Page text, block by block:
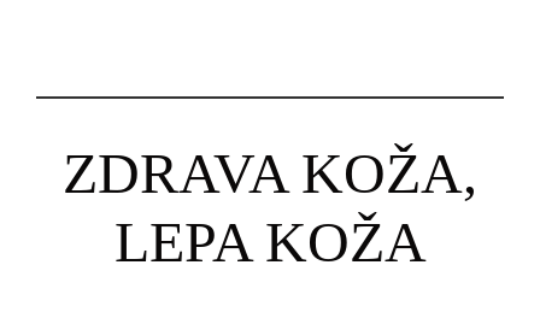
ZDRAVA KOŽA,
LEPA KOŽA